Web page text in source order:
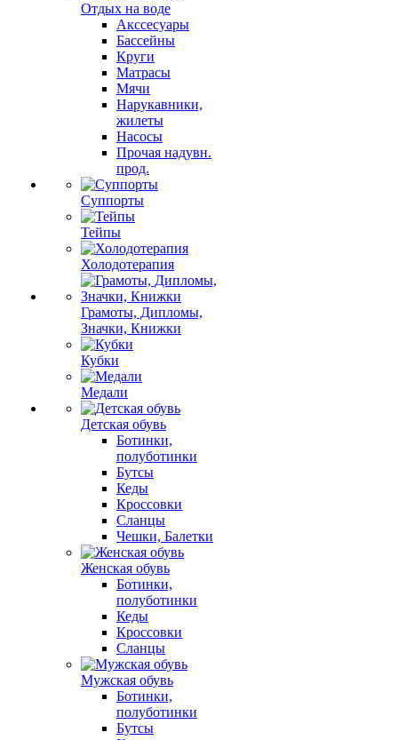
Отдых на воде
Акссесуары
Бассейны
Круги
Матрасы
Мячи
Нарукавники,
жилеты
Насосы
Прочая надувн.
прод.
Суппорты
Тейпы
Холодотерапия
Грамоты, Дипломы,
Значки, Книжки
Кубки
Медали
Детская обувь
Ботинки,
полуботинки
Бутсы
Кеды
Кроссовки
Сланцы
Чешки, Балетки
Женская обувь
Ботинки,
полуботинки
Кеды
Кроссовки
Сланцы
Мужская обувь
Ботинки,
полуботинки
Бутсы